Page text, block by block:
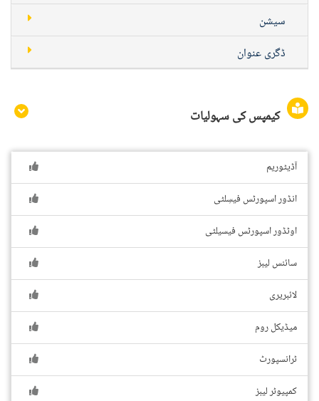
سیشن
ڈگری عنوان
کیمپس کی سہولیات
آڈیٹوریم
انڈور اسپورٹس فیسِلٹی
اوٹڈور اسپورٹس فیسیلٹی
سائنس لیبز
لائبریری
میڈیکل روم
ٹرانسپورٹ
کمپیوٹر لیبز